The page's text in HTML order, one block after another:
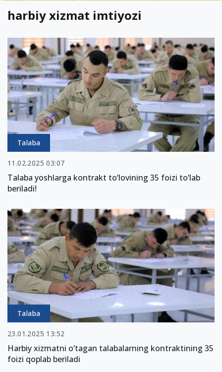
harbiy xizmat imtiyozi
Talaba
11.02.2025 03:07
Talaba yoshlarga kontrakt to‘lovining 35 foizi to‘lab
beriladi!
Talaba
23.01.2025 13:52
Harbiy xizmatni o‘tagan talabalarning kontraktining 35
foizi qoplab beriladi